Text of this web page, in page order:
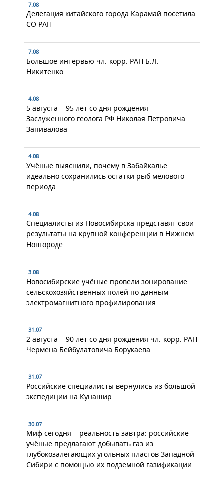
7.08
Делегация китайского города Карамай посетила
СО РАН
7.08
Большое интервью чл.-корр. РАН Б.Л.
Никитенко
4.08
5 августа – 95 лет со дня рождения
Заслуженного геолога РФ Николая Петровича
Запивалова
4.08
Учёные выяснили, почему в Забайкалье
идеально сохранились остатки рыб мелового
периода
4.08
Специалисты из Новосибирска представят свои
результаты на крупной конференции в Нижнем
Новгороде
3.08
Новосибирские учёные провели зонирование
сельскохозяйственных полей по данным
электромагнитного профилирования
31.07
2 августа – 90 лет со дня рождения чл.-корр. РАН
Чермена Бейбулатовича Борукаева
31.07
Российские специалисты вернулись из большой
экспедиции на Кунашир
30.07
Миф сегодня – реальность завтра: российские
учёные предлагают добывать газ из
глубокозалегающих угольных пластов Западной
Сибири с помощью их подземной газификации